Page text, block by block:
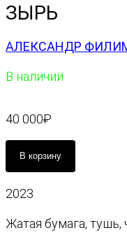
ЗЫРЬ
АЛЕКСАНДР
В наличии
40 000₽
и
ч
В корзину
2023
Жатая бумага,